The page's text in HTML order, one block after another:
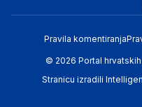
Pravila komentiranja
© 2026 Portal
Stranicu izradili